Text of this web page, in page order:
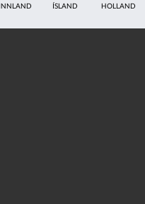
INDLAND EISTLAND ÁSTRALÍA